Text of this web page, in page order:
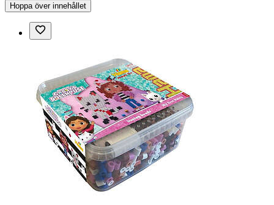
Hoppa över innehållet